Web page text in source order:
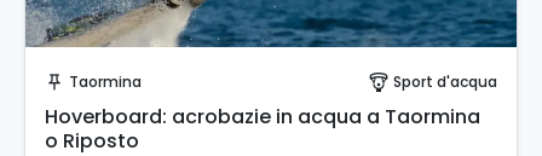
push_pin Taormina paragliding Sport d'acqua
Hoverboard: acrobazie in acqua a Taormina
o Riposto